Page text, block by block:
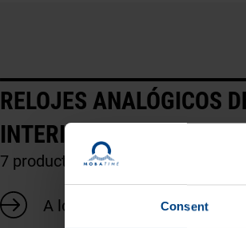
Consent
RELOJES ANALÓGICOS
INTERIOR
7 productos
A los productos